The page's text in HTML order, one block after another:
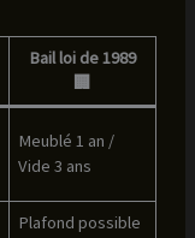
Bail loi de 1989
Meublé 1 an /
Vide 3 ans
Plafond possible